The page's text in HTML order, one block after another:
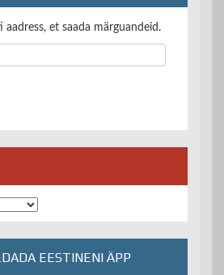
aadress, et saada märguandeid.
EESTINENI ÄPP